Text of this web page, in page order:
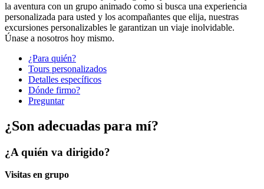
la aventura con un grupo animado como si busca una experiencia
personalizada para usted y los acompañantes que elija, nuestras
excursiones personalizables le garantizan un viaje inolvidable.
Únase a nosotros hoy mismo.
¿Para quién?
Tours personalizados
Detalles específicos
Dónde firmo?
Preguntar
¿Son adecuadas para mí?
¿A quién va dirigido?
Visitas en grupo